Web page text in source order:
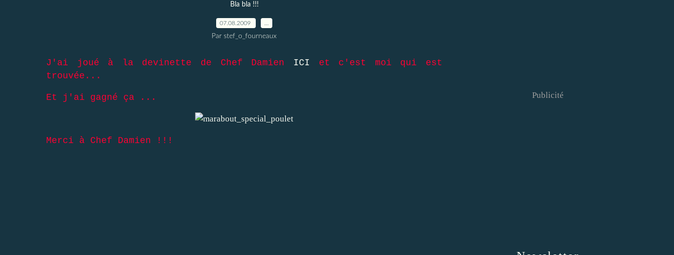
Bla bla !!!
07.08.2009
Par stef_o_fourneaux
J'ai joué à la devinette de Chef Damien ICI et c'est moi qui est
trouvée...
Et j'ai gagné ça ...
Merci à Chef Damien !!!
Publicité